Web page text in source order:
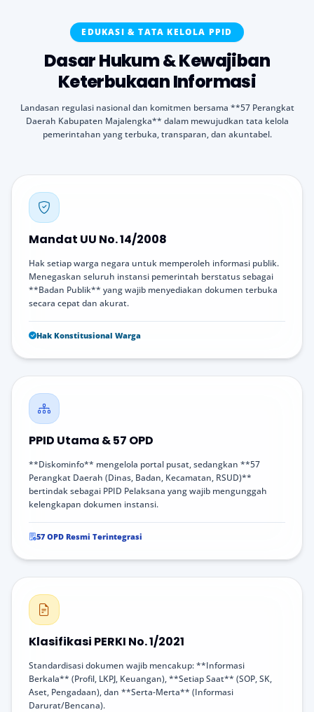
EDUKASI & TATA KELOLA PPID
Dasar Hukum & Kewajiban
Keterbukaan Informasi
Landasan regulasi nasional dan komitmen bersama **57 Perangkat
Daerah Kabupaten Majalengka** dalam mewujudkan tata kelola
pemerintahan yang terbuka, transparan, dan akuntabel.
Mandat UU No. 14/2008
Hak setiap warga negara untuk memperoleh informasi publik.
Menegaskan seluruh instansi pemerintah berstatus sebagai
**Badan Publik** yang wajib menyediakan dokumen terbuka
secara cepat dan akurat.
Hak Konstitusional Warga
PPID Utama & 57 OPD
**Diskominfo** mengelola portal pusat, sedangkan **57
Perangkat Daerah (Dinas, Badan, Kecamatan, RSUD)**
bertindak sebagai PPID Pelaksana yang wajib mengunggah
kelengkapan dokumen instansi.
57 OPD Resmi Terintegrasi
Klasifikasi PERKI No. 1/2021
Standardisasi dokumen wajib mencakup: **Informasi
Berkala** (Profil, LKPJ, Keuangan), **Setiap Saat** (SOP, SK,
Aset, Pengadaan), dan **Serta-Merta** (Informasi
Darurat/Bencana).